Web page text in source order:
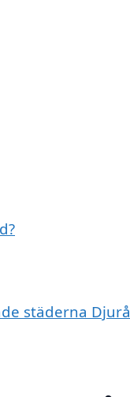
städerna